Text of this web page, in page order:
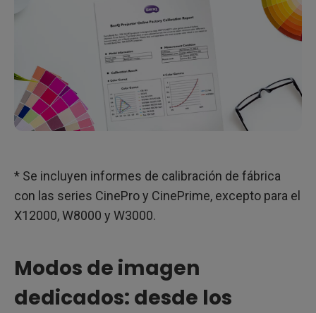
* Se incluyen informes de calibración de fábrica
con las series CinePro y CinePrime, excepto para el
X12000, W8000 y W3000.
Modos de imagen
dedicados: desde los